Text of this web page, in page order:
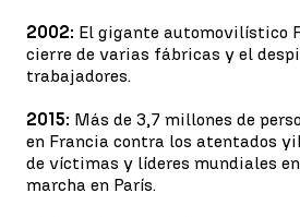
2002: El gigante automovilístico
cierre de varias fábricas y el
trabajadores.
2015: Más de 3,7 millones de
en Francia contra los atentados
de víctimas y líderes mundiales
marcha en París.